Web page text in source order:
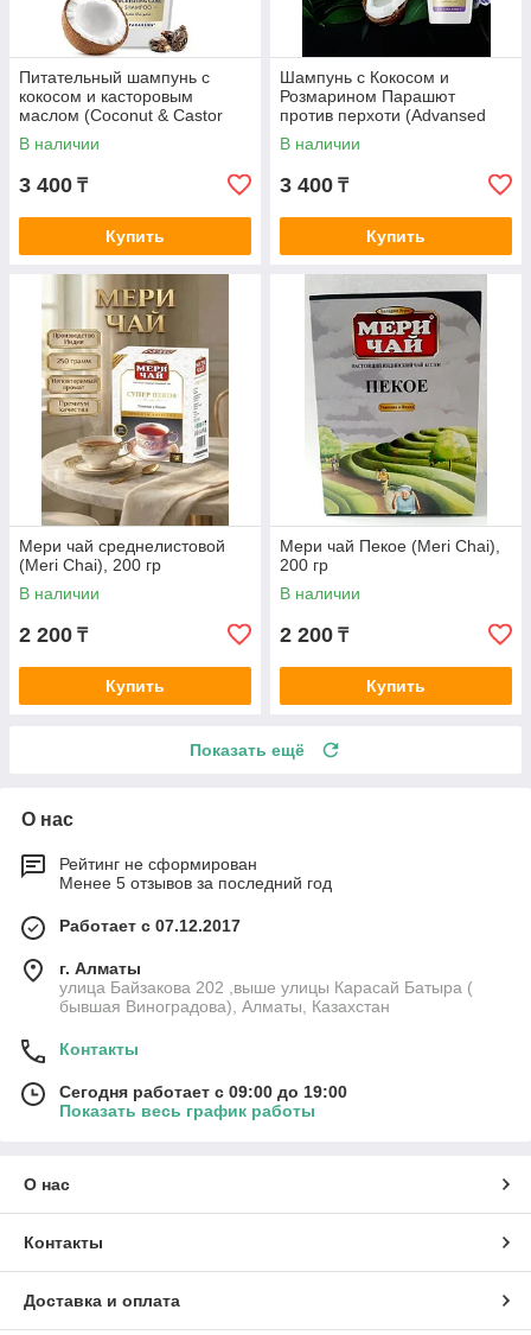
Питательный шампунь с
кокосом и касторовым
маслом (Coconut & Castor
Shampoo NOURISHING
CARE, Parachute), 340 мл
В наличии
3 400 ₸
Купить
Шампунь с Кокосом и
Розмарином Парашют
против перхоти (Advansed
Coconut & Rosemary
Shampoo Parachut 340 мл
В наличии
3 400 ₸
Купить
Мери чай среднелистовой
(Meri Chai), 200 гр
В наличии
2 200 ₸
Купить
Мери чай Пекое (Meri Chai),
200 гр
В наличии
2 200 ₸
Купить
Показать ещё
О нас
Рейтинг не сформирован
Менее 5 отзывов за последний год
Работает с 07.12.2017
г. Алматы
улица Байзакова 202 ,выше улицы Карасай Батыра (
бывшая Виноградова), Алматы, Казахстан
Контакты
Сегодня работает с 09:00 до 19:00
Показать весь график работы
О нас
Контакты
Доставка и оплата